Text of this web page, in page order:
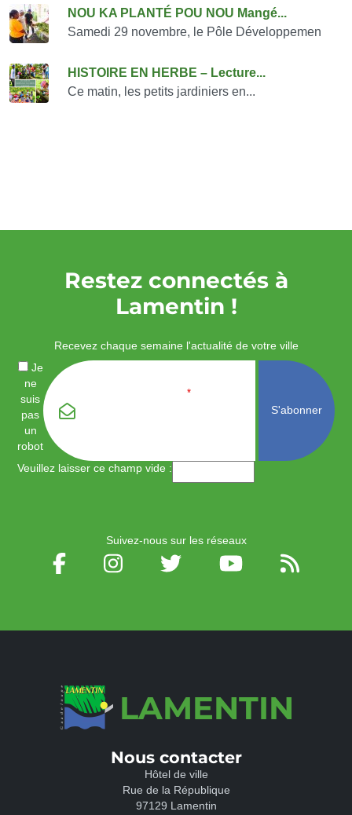
NOU KA PLANTÉ POU NOU Mangé...
Samedi 29 novembre, le Pôle Développemen
HISTOIRE EN HERBE – Lecture...
Ce matin, les petits jardiniers en...
LAMENTIN
Nous contacter
Hôtel de ville
Rue de la République
97129 Lamentin
Restez connectés à
Lamentin !
Recevez chaque semaine l'actualité de votre ville
Je
ne
suis
pas
un
robot
*
Veuillez laisser ce champ vide :
Suivez-nous sur les réseaux